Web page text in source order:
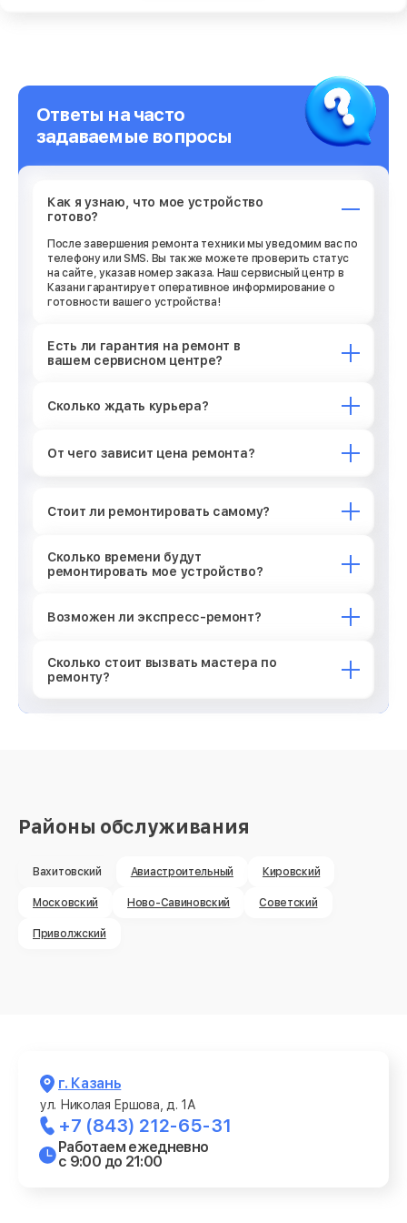
Ремонт Wi-Fi модуля от 880₽
Ремонт микросхемы GPS
Ремонт разъема наушников от 550₽
Ремонт NFC модуля от 880₽
от 1100₽
Ремонт микросхемы зарядки от 1100₽
Ремонт кнопки питания от 550₽
Ремонт SIM-карты
Ремонт вибромотора от 550₽
Ремонт антенны от 880₽
Ремонт аккумулятора
Замена микросхемы питания
Ответы на часто
задаваемые вопросы
Как я узнаю, что мое устройство
готово?
После завершения ремонта техники мы уведомим вас по
телефону или SMS. Вы также можете проверить статус
на сайте, указав номер заказа. Наш сервисный центр в
Казани гарантирует оперативное информирование о
готовности вашего устройства!
Есть ли гарантия на ремонт в
вашем сервисном центре?
Сколько ждать курьера?
От чего зависит цена ремонта?
Стоит ли ремонтировать самому?
Сколько времени будут
ремонтировать мое устройство?
Возможен ли экспресс-ремонт?
Сколько стоит вызвать мастера по
ремонту?
Районы обслуживания
Вахитовский Авиастроительный Кировский
Московский Ново-Савиновский Советский
Приволжский
г. Казань
ул. Николая Ершова, д. 1А
+7 (843) 212-65-31
Работаем ежедневно
с 9:00 до 21:00